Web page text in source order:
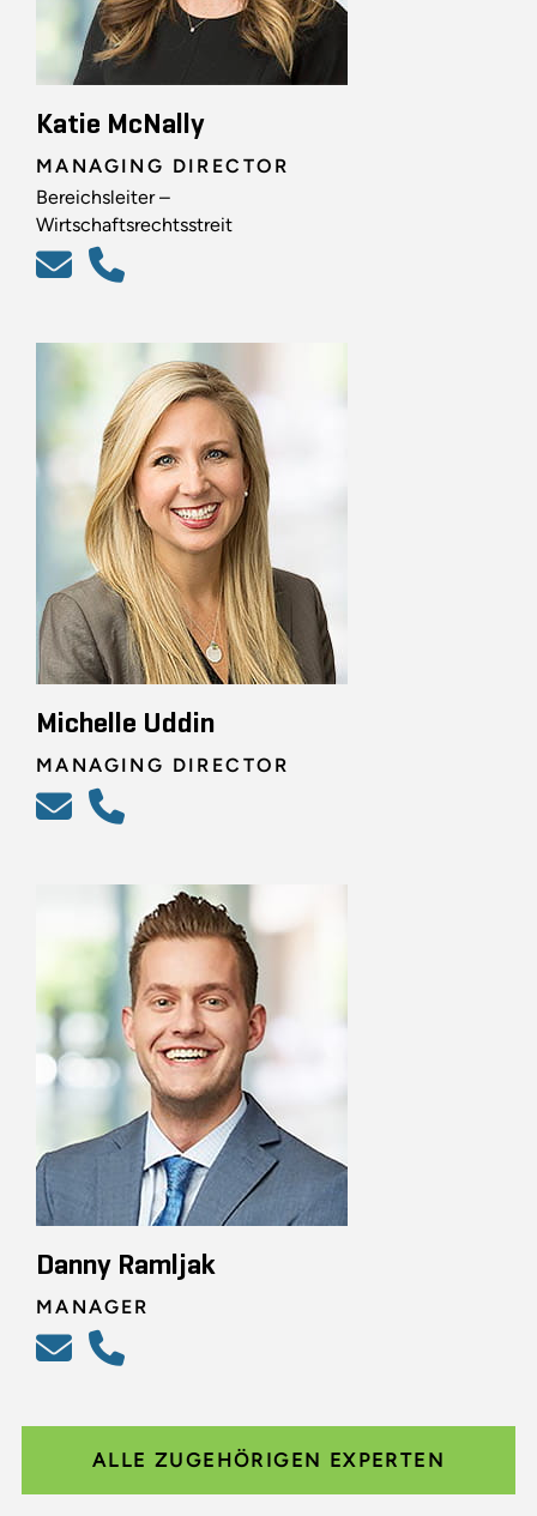
Katie McNally
MANAGING DIRECTOR
Bereichsleiter –
Wirtschaftsrechtsstreit
Michelle Uddin
MANAGING DIRECTOR
Danny Ramljak
MANAGER
ALLE ZUGEHÖRIGEN EXPERTEN